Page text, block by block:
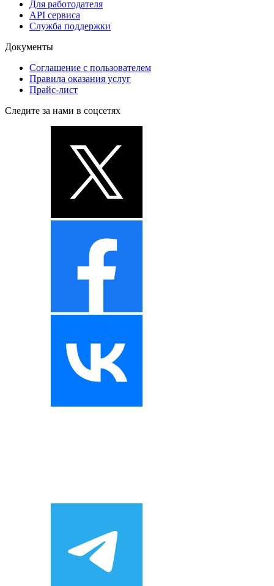
Для работодателя
API сервиса
Служба поддержки
Документы
Соглашение с пользователем
Правила оказания услуг
Прайс-лист
Следите за нами в соцсетях